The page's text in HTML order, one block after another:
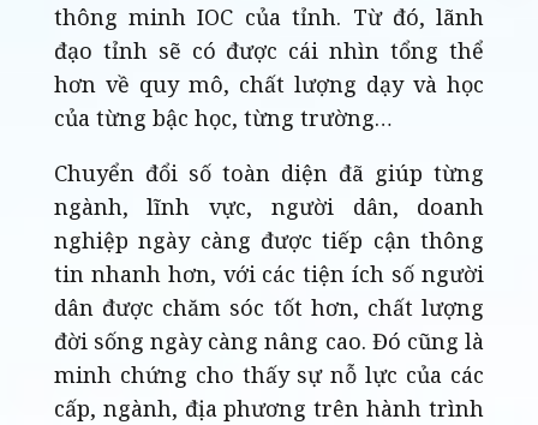
thông minh IOC của tỉnh. Từ đó, lãnh
đạo tỉnh sẽ có được cái nhìn tổng thể
hơn về quy mô, chất lượng dạy và học
của từng bậc học, từng trường…
Chuyển đổi số toàn diện đã giúp từng
ngành, lĩnh vực, người dân, doanh
nghiệp ngày càng được tiếp cận thông
tin nhanh hơn, với các tiện ích số người
dân được chăm sóc tốt hơn, chất lượng
đời sống ngày càng nâng cao. Đó cũng là
minh chứng cho thấy sự nỗ lực của các
cấp, ngành, địa phương trên hành trình